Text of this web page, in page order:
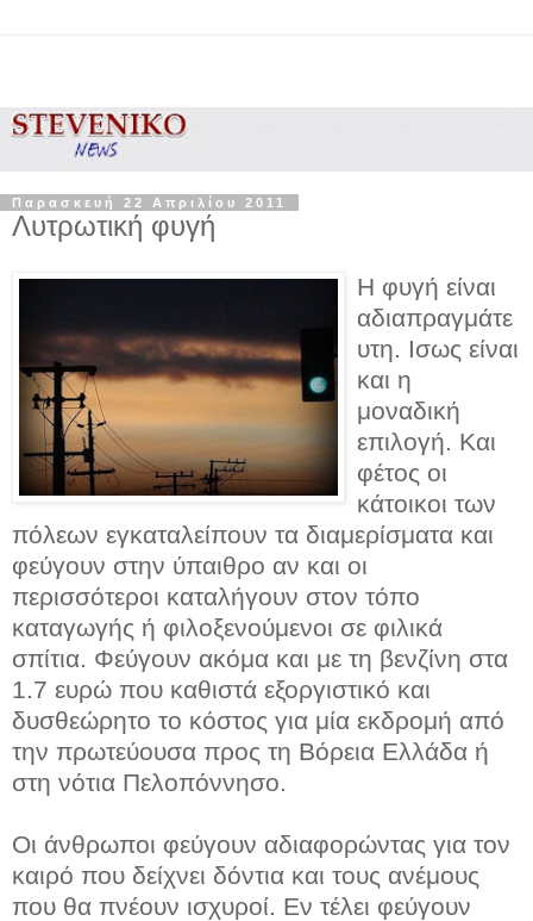
Παρασκευή 22 Απριλίου 2011
Λυτρωτική φυγή
H φυγή είναι
αδιαπραγμάτε
υτη. Ισως είναι
και η
μοναδική
επιλογή. Και
φέτος οι
κάτοικοι των
πόλεων εγκαταλείπουν τα διαμερίσματα και
φεύγουν στην ύπαιθρο αν και οι
περισσότεροι καταλήγουν στον τόπο
καταγωγής ή φιλοξενούμενοι σε φιλικά
σπίτια. Φεύγουν ακόμα και με τη βενζίνη στα
1.7 ευρώ που καθιστά εξοργιστικό και
δυσθεώρητο το κόστος για μία εκδρομή από
την πρωτεύουσα προς τη Βόρεια Ελλάδα ή
στη νότια Πελοπόννησο.
Οι άνθρωποι φεύγουν αδιαφορώντας για τον
καιρό που δείχνει δόντια και τους ανέμους
που θα πνέουν ισχυροί. Εν τέλει φεύγουν